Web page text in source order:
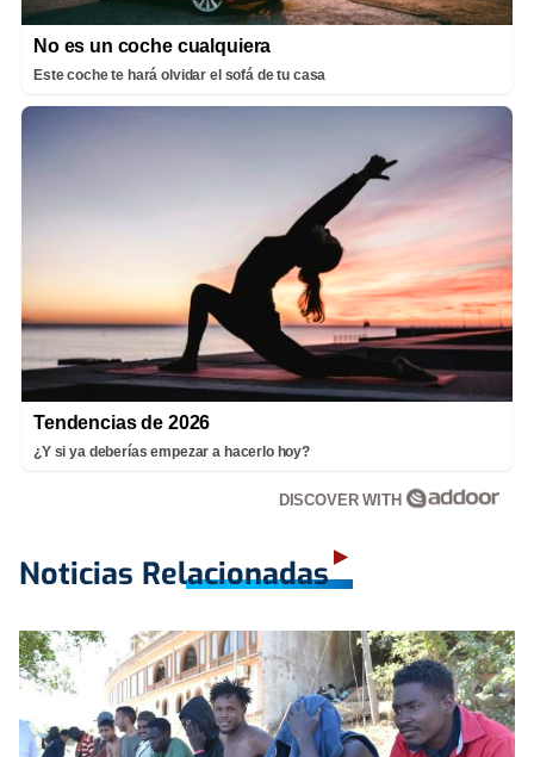
No es un coche cualquiera
Este coche te hará olvidar el sofá de tu casa
Tendencias de 2026
¿Y si ya deberías empezar a hacerlo hoy?
DISCOVER WITH
Noticias Relacionadas